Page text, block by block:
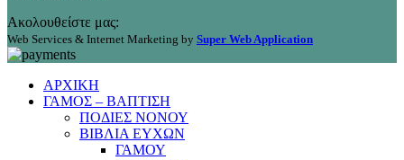
Ακολουθείστε μας:
Web Services & Internet Marketing by Super Web Application
ΑΡΧΙΚΗ
ΓΑΜΟΣ – ΒΑΠΤΙΣΗ
ΠΟΔΙΕΣ ΝΟΝΟΥ
ΒΙΒΛΙΑ ΕΥΧΩΝ
ΓΑΜΟΥ